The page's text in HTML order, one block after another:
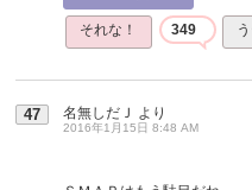
それな！ 349
47 名無しだＪ より
2016年1月15日 8:48 AM